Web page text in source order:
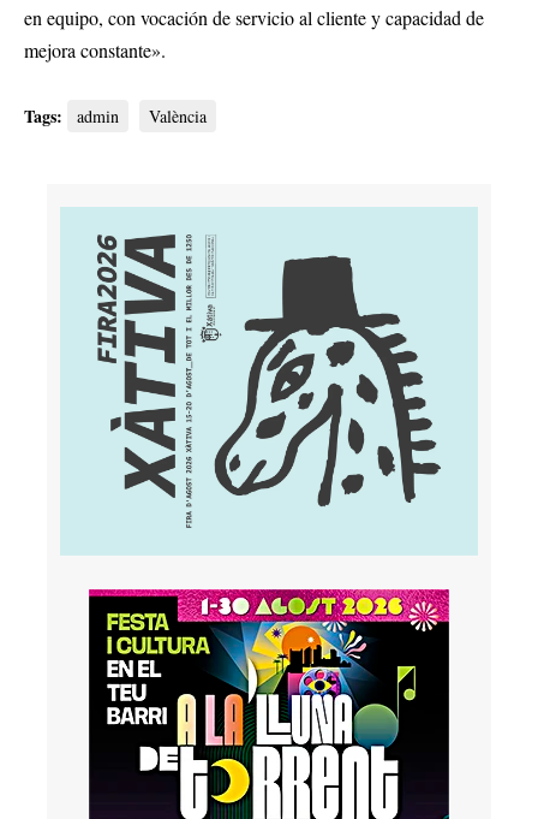
en equipo, con vocación de servicio al cliente y capacidad de
mejora constante».
Tags: admin València